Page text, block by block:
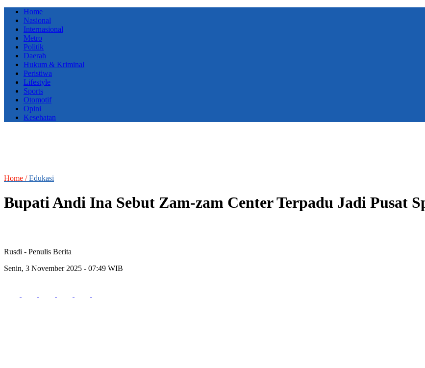
Home
Nasional
Internasional
Metro
Politik
Daerah
Hukum & Kriminal
Peristiwa
Lifestyle
Sports
Otomotif
Opini
Kesehatan
Home /Edukasi
Bupati Andi Ina Sebut Zam-zam Center Terpadu Jadi Pusat
Rusdi - Penulis Berita
Senin, 3 November 2025 - 07:49 WIB